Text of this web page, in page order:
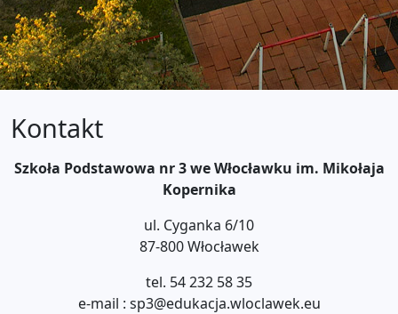
Kontakt
Szkoła Podstawowa nr 3 we Włocławku im. Mikołaja
Kopernika
ul. Cyganka 6/10
87-800 Włocławek
tel. 54 232 58 35
e-mail : sp3@edukacja.wloclawek.eu